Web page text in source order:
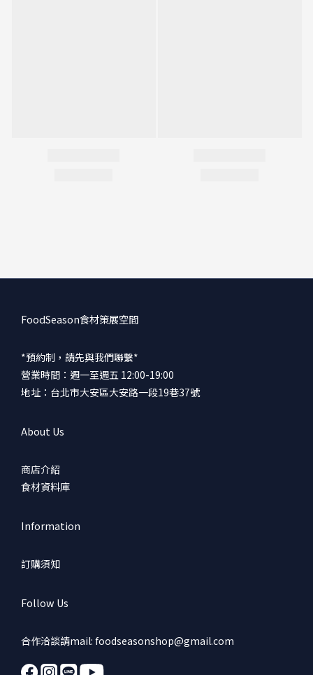
FoodSeason食材策展空間
*預約制，請先與我們聯繫*
營業時間：週一至週五 12:00-19:00
地址：台北市大安區大安路一段19巷37號
About Us
商店介紹
食材資料庫
Information
訂購須知
Follow Us
合作洽談請mail: foodseasonshop@gmail.com